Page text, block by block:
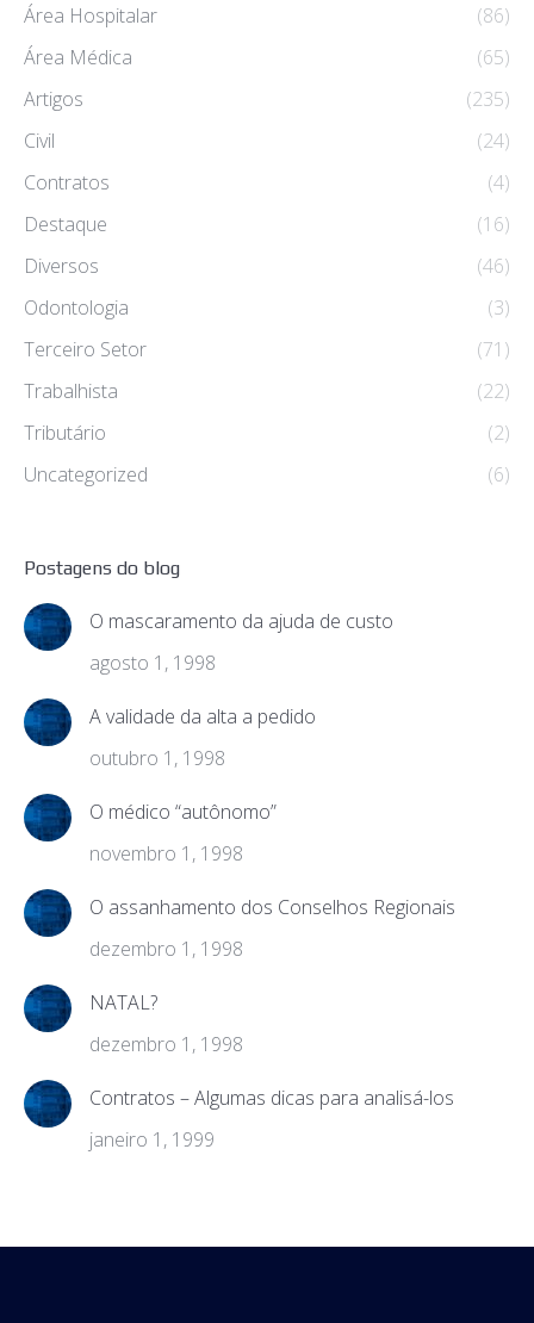
Área Hospitalar
(86)
Área Médica
(65)
Artigos
(235)
Civil
(24)
Contratos
(4)
Destaque
(16)
Diversos
(46)
Odontologia
(3)
Terceiro Setor
(71)
Trabalhista
(22)
Tributário
(2)
Uncategorized
(6)
Postagens do blog
O mascaramento da ajuda de custo
agosto 1, 1998
A validade da alta a pedido
outubro 1, 1998
O médico “autônomo”
novembro 1, 1998
O assanhamento dos Conselhos Regionais
dezembro 1, 1998
NATAL?
dezembro 1, 1998
Contratos – Algumas dicas para analisá-los
janeiro 1, 1999